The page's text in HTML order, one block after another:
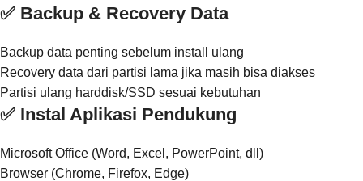
✅ Backup & Recovery Data
Backup data penting sebelum install ulang
Recovery data dari partisi lama jika masih bisa diakses
Partisi ulang harddisk/SSD sesuai kebutuhan
✅ Instal Aplikasi Pendukung
Microsoft Office (Word, Excel, PowerPoint, dll)
Browser (Chrome, Firefox, Edge)